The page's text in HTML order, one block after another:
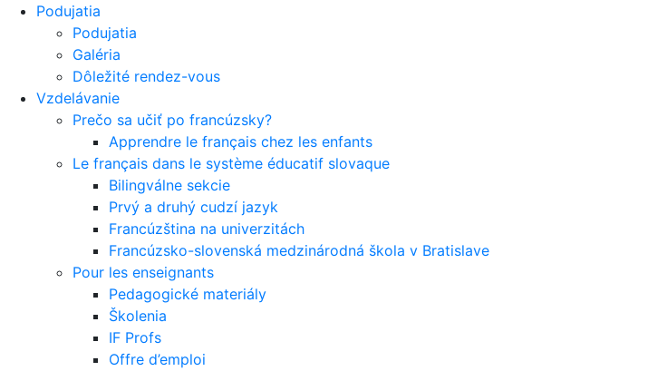
Podujatia
Podujatia
Galéria
Dôležité rendez-vous
Vzdelávanie
Prečo sa učiť po francúzsky?
Apprendre le français chez les enfants
Le français dans le système éducatif slovaque
Bilingválne sekcie
Prvý a druhý cudzí jazyk
Francúzština na univerzitách
Francúzsko-slovenská medzinárodná škola v Bratislave
Pour les enseignants
Pedagogické materiály
Školenia
IF Profs
Offre d’emploi